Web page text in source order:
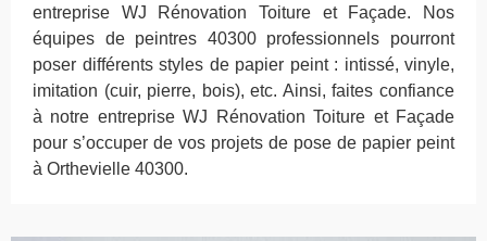
entreprise WJ Rénovation Toiture et Façade. Nos
équipes de peintres 40300 professionnels pourront
poser différents styles de papier peint : intissé, vinyle,
imitation (cuir, pierre, bois), etc. Ainsi, faites confiance
à notre entreprise WJ Rénovation Toiture et Façade
pour s’occuper de vos projets de pose de papier peint
à Orthevielle 40300.